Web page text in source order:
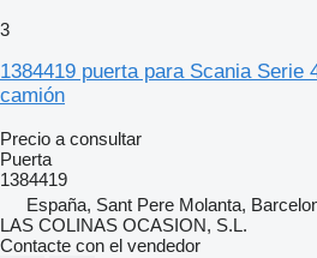
3
1384419 puerta para Scania Serie
camión
Precio a consultar
Puerta
1384419
España, Sant Pere Molanta,
LAS COLINAS OCASION, S.L.
Contacte con el vendedor